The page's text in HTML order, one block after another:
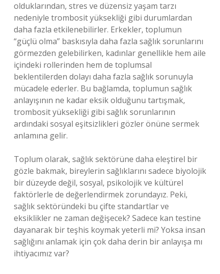
olduklarından, stres ve düzensiz yaşam tarzı
nedeniyle trombosit yüksekliği gibi durumlardan
daha fazla etkilenebilirler. Erkekler, toplumun
“güçlü olma” baskısıyla daha fazla sağlık sorunlarını
görmezden gelebilirken, kadınlar genellikle hem aile
içindeki rollerinden hem de toplumsal
beklentilerden dolayı daha fazla sağlık sorunuyla
mücadele ederler. Bu bağlamda, toplumun sağlık
anlayışının ne kadar eksik olduğunu tartışmak,
trombosit yüksekliği gibi sağlık sorunlarının
ardındaki sosyal eşitsizlikleri gözler önüne sermek
anlamına gelir.
Toplum olarak, sağlık sektörüne daha eleştirel bir
gözle bakmak, bireylerin sağlıklarını sadece biyolojik
bir düzeyde değil, sosyal, psikolojik ve kültürel
faktörlerle de değerlendirmek zorundayız. Peki,
sağlık sektöründeki bu çifte standartlar ve
eksiklikler ne zaman değişecek? Sadece kan testine
dayanarak bir teşhis koymak yeterli mi? Yoksa insan
sağlığını anlamak için çok daha derin bir anlayışa mı
ihtiyacımız var?